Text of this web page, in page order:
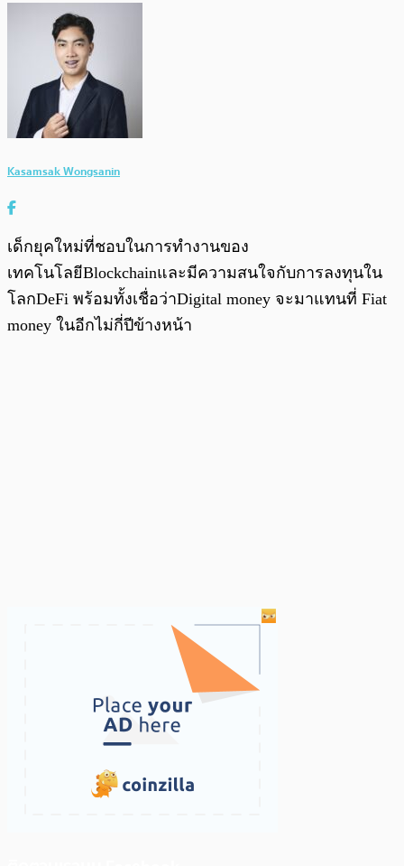
Kasamsak Wongsanin
เด็กยุคใหม่ที่ชอบในการทำงานของ
เทคโนโลยีBlockchainและมีความสนใจกับการลงทุนใน
โลกDeFi พร้อมทั้งเชื่อว่าDigital money จะมาแทนที่ Fiat
money ในอีกไม่กี่ปีข้างหน้า